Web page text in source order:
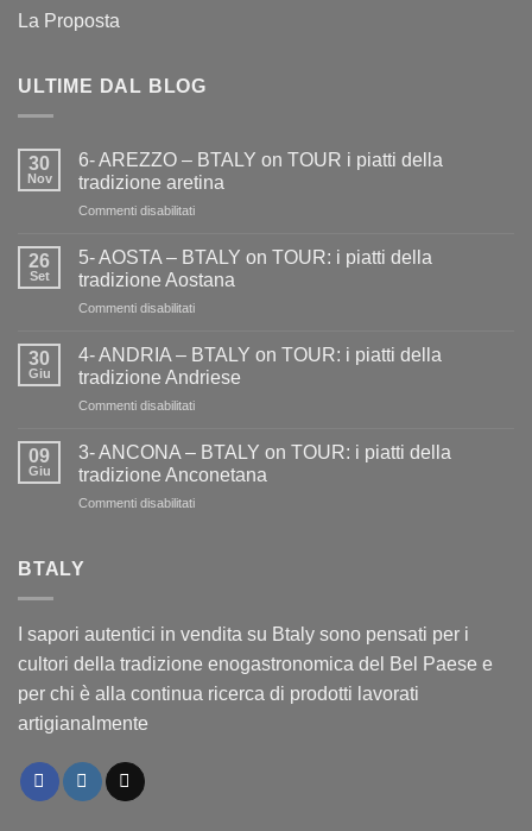
La Proposta
ULTIME DAL BLOG
30
Nov
6- AREZZO – BTALY on TOUR i piatti della
tradizione aretina
Commenti disabilitatisu
AREZZO
BTALY
on
i
piatti
tradizione
26
Set
5- AOSTA – BTALY on TOUR: i piatti della
tradizione Aostana
Commenti disabilitatisu
AOSTA
–
BTALY
on
piatti
tradizione
30
Giu
4- ANDRIA – BTALY on TOUR: i piatti della
tradizione Andriese
Commenti disabilitatisu
ANDRIA
BTALY
on
Andriese
09
Giu
3- ANCONA – BTALY on TOUR: i piatti della
tradizione Anconetana
Commenti disabilitatisu
i
piatti
della
tradizione
BTALY
I sapori autentici in vendita su Btaly sono pensati per i
cultori della tradizione enogastronomica del Bel Paese e
per chi è alla continua ricerca di prodotti lavorati
artigianalmente